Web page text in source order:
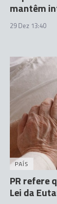
mantêm
29 Dez 13:40
PAÍS
PR refere
Lei da